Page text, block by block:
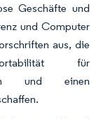
Geschäfte und
und Computer
aus, die
für
und einen